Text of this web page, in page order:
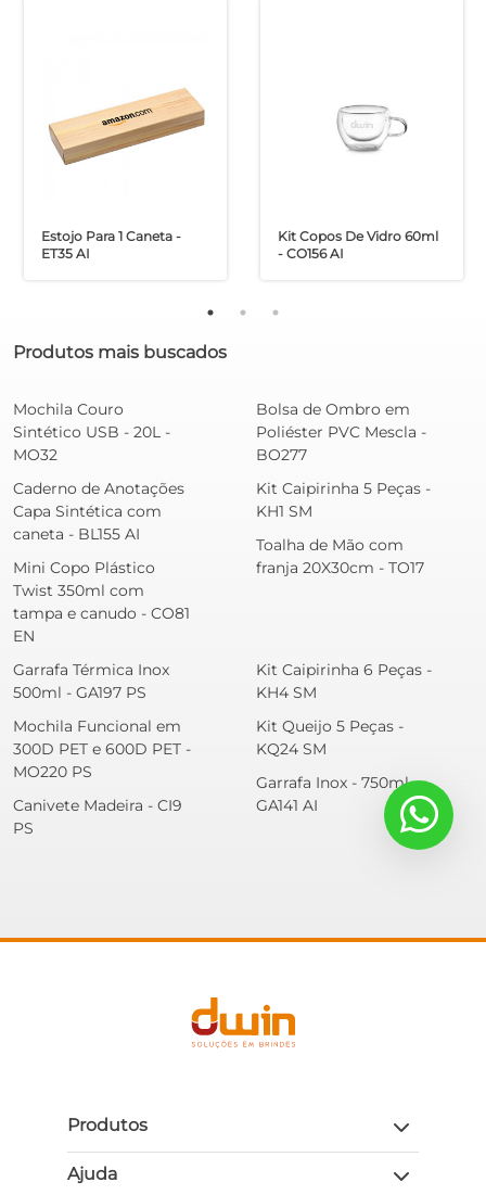
Estojo Para 1 Caneta -
ET35 AI
Kit Copos De Vidro 60ml
- CO156 AI
Produtos mais buscados
Mochila Couro
Sintético USB - 20L -
MO32
Caderno de Anotações
Capa Sintética com
caneta - BL155 AI
Mini Copo Plástico
Twist 350ml com
tampa e canudo - CO81
EN
Bolsa de Ombro em
Poliéster PVC Mescla -
BO277
Kit Caipirinha 5 Peças -
KH1 SM
Toalha de Mão com
franja 20X30cm - TO17
Garrafa Térmica Inox
500ml - GA197 PS
Mochila Funcional em
300D PET e 600D PET -
MO220 PS
Canivete Madeira - CI9
PS
Kit Caipirinha 6 Peças -
KH4 SM
Kit Queijo 5 Peças -
KQ24 SM
Garrafa Inox - 750ml -
GA141 AI
Produtos
Ajuda